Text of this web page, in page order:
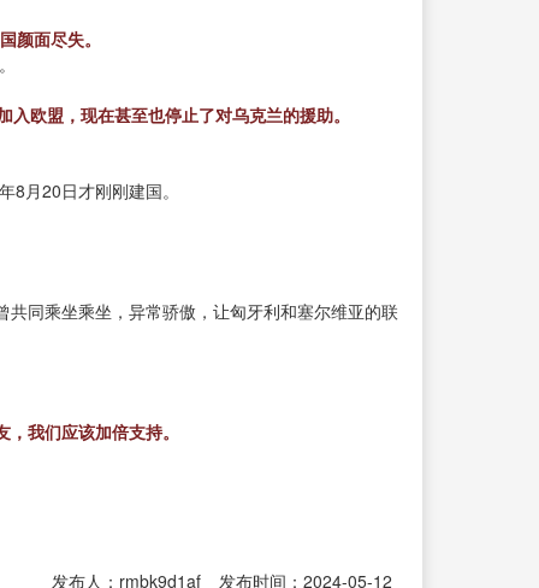
颜面尽失。
欧盟，现在甚至也停止了对乌克兰的援助。
月20日才刚刚建国。
共同乘坐乘坐，异常骄傲，让匈牙利和塞尔维亚的联
我们应该加倍支持。
发布人：rmbk9d1af 发布时间：2024-05-12